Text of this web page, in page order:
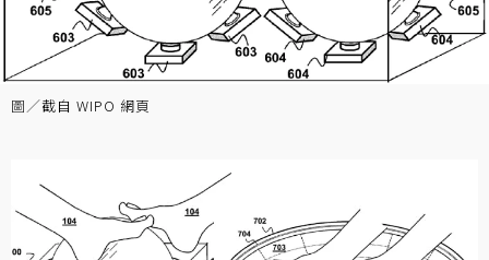
圖／截自 WIPO 網頁